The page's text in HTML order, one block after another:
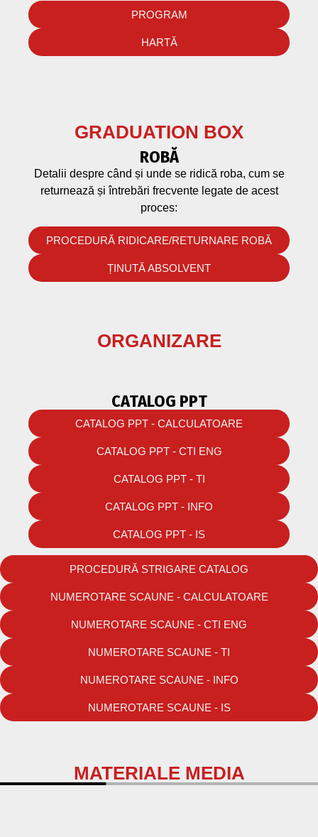
PROGRAM
HARTĂ
GRADUATION BOX
ROBĂ
Detalii despre când și unde se ridică roba, cum se
returnează și întrebări frecvente legate de acest
proces:
PROCEDURĂ RIDICARE/RETURNARE ROBĂ
ȚINUTĂ ABSOLVENT
ORGANIZARE
CATALOG PPT
CATALOG PPT - CALCULATOARE
CATALOG PPT - CTI ENG
CATALOG PPT - TI
CATALOG PPT - INFO
CATALOG PPT - IS
PROCEDURĂ STRIGARE CATALOG
NUMEROTARE SCAUNE - CALCULATOARE
NUMEROTARE SCAUNE - CTI ENG
NUMEROTARE SCAUNE - TI
NUMEROTARE SCAUNE - INFO
NUMEROTARE SCAUNE - IS
MATERIALE MEDIA